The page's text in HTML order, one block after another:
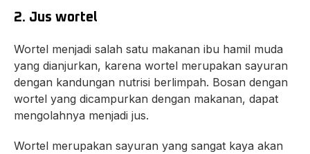
2. Jus wortel
Wortel menjadi salah satu makanan ibu hamil muda
yang dianjurkan, karena wortel merupakan sayuran
dengan kandungan nutrisi berlimpah. Bosan dengan
wortel yang dicampurkan dengan makanan, dapat
mengolahnya menjadi jus.
Wortel merupakan sayuran yang sangat kaya akan